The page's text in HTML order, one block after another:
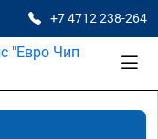
+7 4712 238-264